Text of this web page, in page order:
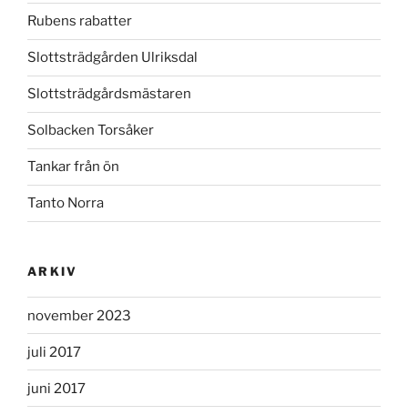
Rubens rabatter
Slottsträdgården Ulriksdal
Slottsträdgårdsmästaren
Solbacken Torsåker
Tankar från ön
Tanto Norra
ARKIV
november 2023
juli 2017
juni 2017